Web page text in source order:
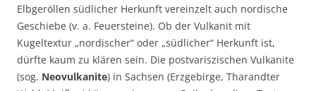
Elbgeröllen südlicher Herkunft vereinzelt auch nordische
Geschiebe (v. a. Feuersteine). Ob der Vulkanit mit
Kugeltextur „nordischer“ oder „südlicher“ Herkunft ist,
dürfte kaum zu klären sein. Die postvariszischen Vulkanite
(sog. Neovulkanite) in Sachsen (Erzgebirge, Tharandter